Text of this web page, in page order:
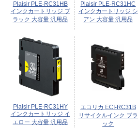
Plaisir PLE-RC31HB
インクカートリッジ ブ
ラック 大容量 汎用品
Plaisir PLE-RC31HC
インクカートリッジ シ
アン 大容量 汎用品
Plaisir PLE-RC31HY
インクカートリッジ イ
エロー 大容量 汎用品
エコリカ ECI-RC31B
リサイクルインク ブラ
ック